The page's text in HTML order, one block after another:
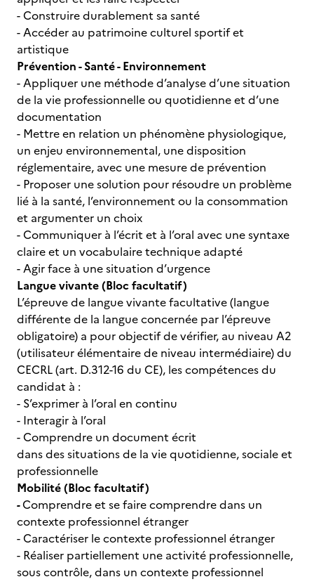
- Construire durablement sa santé
- Accéder au patrimoine culturel sportif et
artistique
Prévention - Santé - Environnement
- Appliquer une méthode d’analyse d’une situation
de la vie professionnelle ou quotidienne et d’une
documentation
- Mettre en relation un phénomène physiologique,
un enjeu environnemental, une disposition
réglementaire, avec une mesure de prévention
- Proposer une solution pour résoudre un problème
lié à la santé, l’environnement ou la consommation
et argumenter un choix
- Communiquer à l’écrit et à l’oral avec une syntaxe
claire et un vocabulaire technique adapté
- Agir face à une situation d’urgence
Langue vivante (Bloc facultatif)
L’épreuve de langue vivante facultative (langue
différente de la langue concernée par l’épreuve
obligatoire) a pour objectif de vérifier, au niveau A2
(utilisateur élémentaire de niveau intermédiaire) du
CECRL (art. D.312-16 du CE), les compétences du
candidat à :
- S’exprimer à l’oral en continu
- Interagir à l’oral
- Comprendre un document écrit
dans des situations de la vie quotidienne, sociale et
professionnelle
Mobilité (Bloc facultatif)
-Comprendre et se faire comprendre dans un
contexte professionnel étranger
- Caractériser le contexte professionnel étranger
- Réaliser partiellement une activité professionnelle,
sous contrôle, dans un contexte professionnel